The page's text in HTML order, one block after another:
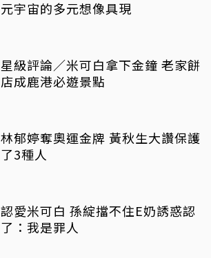
元宇宙的多元想像具現
星級評論／米可白拿下金鐘 老家餅
店成鹿港必遊景點
林郁婷奪奧運金牌 黃秋生大讚保護
了3種人
認愛米可白 孫綻擋不住E奶誘惑認
了：我是罪人